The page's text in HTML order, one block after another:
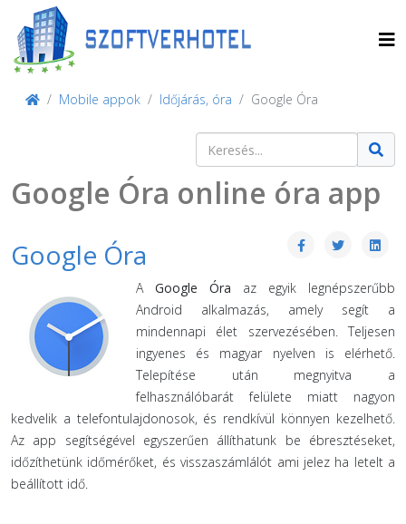
Mobile appok Időjárás, óra Google Óra
Keresés
Google Óra online óra app
Google Óra
A Google Óra az egyik legnépszerűbb
Android alkalmazás, amely segít a
mindennapi élet szervezésében. Teljesen
ingyenes és magyar nyelven is elérhető.
Telepítése után megnyitva a
felhasználóbarát felülete miatt nagyon
kedvelik a telefontulajdonosok, és rendkívül könnyen kezelhető.
Az app segítségével egyszerűen állíthatunk be ébresztéseket,
időzíthetünk időmérőket, és visszaszámlálót ami jelez ha letelt a
beállított idő.